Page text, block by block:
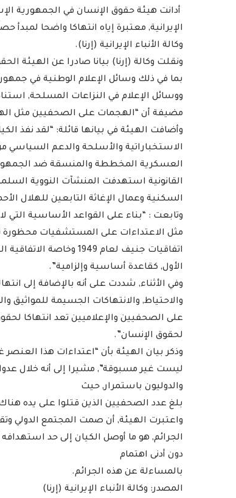
أدانت هيئة حقوق الإنسان في الجمهورية
الإيرانية, معتبرة إياه انتهاكا واضحا
وكالة الأنباء الإيرانية (إرنا).
ونقلت وكالة (إرنا) بيانا صادرا عن الهيئة
بما في ذلك وسائل الإعلام الوطنية في
ووسائل الإعلام في النزاعات المسلحة,
مضيفة أن “الهجمات على الصحفيين مثل
وأضافت الهيئة في بيانها قائلة: “لقد نفذ
الاستخباراتية والأسلحة والدعم
العسكرية المخططة والمنسقة ضد الجمهورية
القانونية استهدفت المنشآت النووية
السكنية وعمال الإغاثة التابعين للهلال
وتابعت : “بناء على القواعد الأساسية التي
مثل الاعتداءات على المستشفيات محظورة
الأول, كقاعدة أساسية وإلزامية”.
وفي الأثناء, شددت على أنه بالإضافة إلى
والاحتياط, والانتهاكات الجسيمة للمواثيق
على الصحفيين والإعلاميين تعد انتهاكا
لحقوق الإنسان”.
وذكر بيان الهيئة بأن “اعتداءات هذا
ليست غير مسبوقة”, مشيرا إلى أنه خلال
والدوليون باستمرار, حيث
بلغ عدد الصحفيين الذين قتلوا على يده هناك 226 صحفيا منذ 7 أكتوبر 2023 وحتى شهرين
واعتبرت الهيئة, أن صمت المجتمع الدولي
الجرائم, هو ما أوصل الكيان إلى حد
دون أدنى اهتمام
بالمساءلة عن هذه الجرائم.
المصدر: وكالة الأنباء الإيرانية (إرنا)
بإذاعات وتليفزيونات
بمدينة الإنتاج...
2022-04-12
يدعو